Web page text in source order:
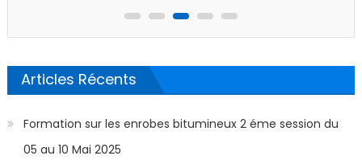
Articles Récents
Formation sur les enrobes bitumineux 2 éme session du
05 au 10 Mai 2025